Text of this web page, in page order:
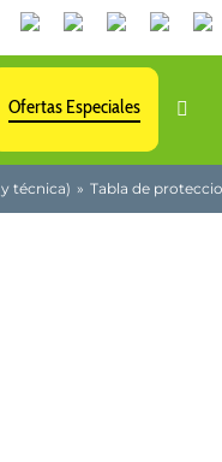
TiktokFacebookInstagram
X
Ofertas Especiales
técnica) Tabla de